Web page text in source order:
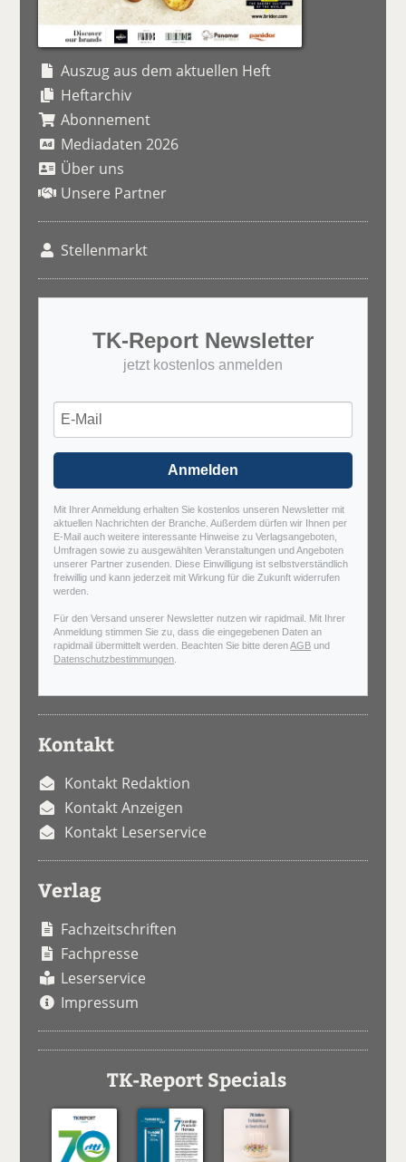
Auszug aus dem aktuellen Heft
Heftarchiv
Abonnement
Mediadaten 2026
Über uns
Unsere Partner
Stellenmarkt
TK-Report Newsletter
jetzt kostenlos anmelden
Anmelden
Mit Ihrer Anmeldung erhalten Sie kostenlos unseren Newsletter mit
aktuellen Nachrichten der Branche. Außerdem dürfen wir Ihnen per
E-Mail auch weitere interessante Hinweise zu Verlagsangeboten,
Umfragen sowie zu ausgewählten Veranstaltungen und Angeboten
unserer Partner zusenden. Diese Einwilligung ist selbstverständlich
freiwillig und kann jederzeit mit Wirkung für die Zukunft widerrufen
werden.
Für den Versand unserer Newsletter nutzen wir rapidmail. Mit Ihrer
Anmeldung stimmen Sie zu, dass die eingegebenen Daten an
rapidmail übermittelt werden. Beachten Sie bitte derenAGB und
Datenschutzbestimmungen
Kontakt
Kontakt Redaktion
Kontakt Anzeigen
Kontakt Leserservice
Verlag
Fachzeitschriften
Fachpresse
Leserservice
Impressum
TK-Report Specials